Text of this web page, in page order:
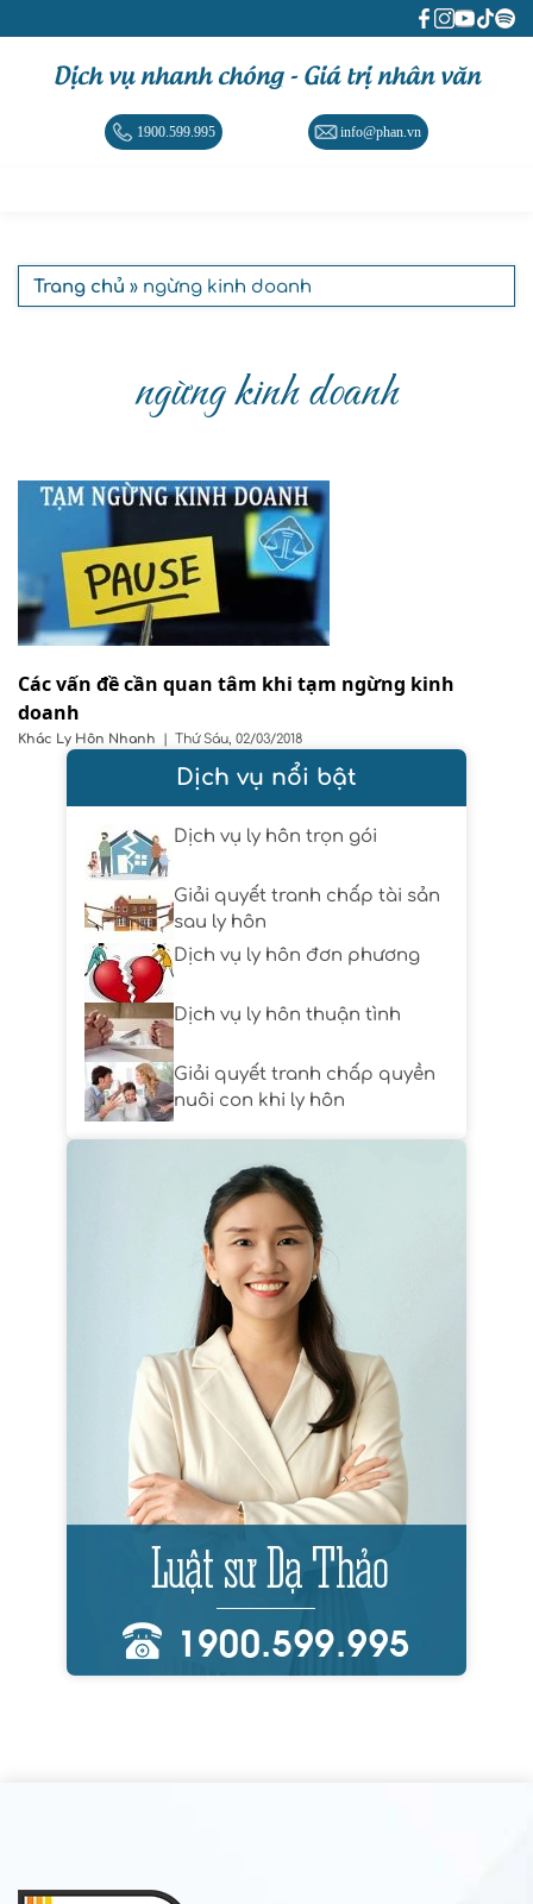
Dịch vụ nhanh chóng - Giá trị nhân văn
1900.599.995 info@phan.vn
Trang chủ » ngừng kinh doanh
ngừng kinh doanh
Các vấn đề cần quan tâm khi tạm ngừng kinh
doanh
Khác Ly Hôn Nhanh | Thứ Sáu, 02/03/2018
Dịch vụ nổi bật
Dịch vụ ly hôn trọn gói
Giải quyết tranh chấp tài sản
sau ly hôn
Dịch vụ ly hôn đơn phương
Dịch vụ ly hôn thuận tình
Giải quyết tranh chấp quyền
nuôi con khi ly hôn